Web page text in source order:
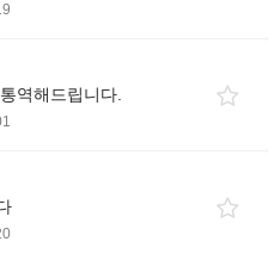
역해드립니다.